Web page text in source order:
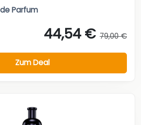
de Parfum
44,54 € 79,00 €
Zum Deal